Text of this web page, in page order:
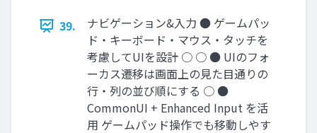
39.
ナビゲーション&入力 ● ゲームパッ
ド・キーボード・マウス・タッチを
考慮してUIを設計 ○ ○ ● UIのフォ
ーカス遷移は画面上の見た目通りの
行・列の並び順にする ○ ●
CommonUI + Enhanced Input を活
用 ゲームパッド操作でも移動しやす